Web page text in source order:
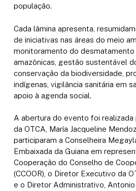
população.
Cada lâmina apresenta,
de iniciativas nas áreas do meio
monitoramento do
amazônicas, gestão sustentável
conservação da biodiversidade,
indígenas, vigilância sanitária em
apoio à agenda social.
A abertura do evento foi
da OTCA, María Jacqueline
participaram a Conselheira
Embaixada da Guiana em
Cooperação do Conselho de
(CCOOR), o Diretor Executivo da
e o Diretor Administrativo,